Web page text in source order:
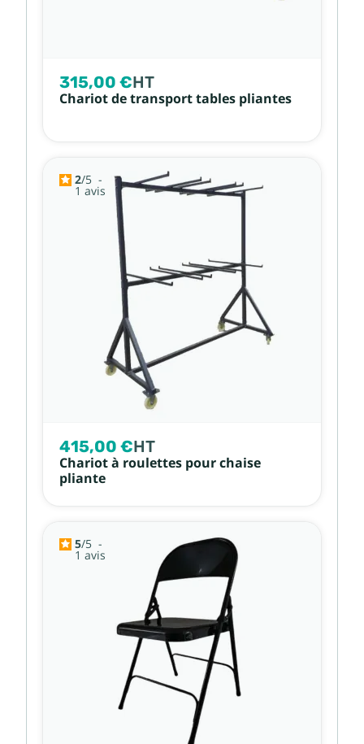
315,00 €HT
Chariot de transport tables pliantes
2/5 -
1 avis
415,00 €HT
Chariot à roulettes pour chaise
pliante
5/5 -
1 avis